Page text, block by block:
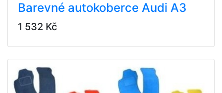
Barevné autokoberce Audi A3
1 532 Kč